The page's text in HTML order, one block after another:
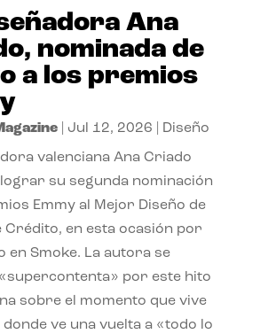
Ana
nominada de
a los premios
| Jul 12, 2026 Diseño
valenciana Ana Criado
lograr su segunda nominación
Emmy al Mejor Diseño de
Crédito, en esta ocasión por
en Smoke. La autora se
por este hito
sobre el momento que vive
ve una vuelta a «todo lo